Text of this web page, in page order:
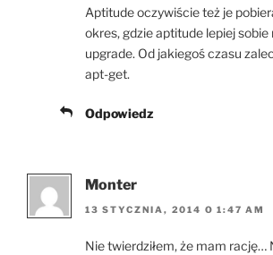
Aptitude oczywiście też je
okres, gdzie aptitude lepiej sobie
upgrade. Od jakiegoś czasu
apt-get.
Odpowiedz
Monter
13 STYCZNIA, 2014 O 1:47 AM
Nie twierdziłem, że mam rację…